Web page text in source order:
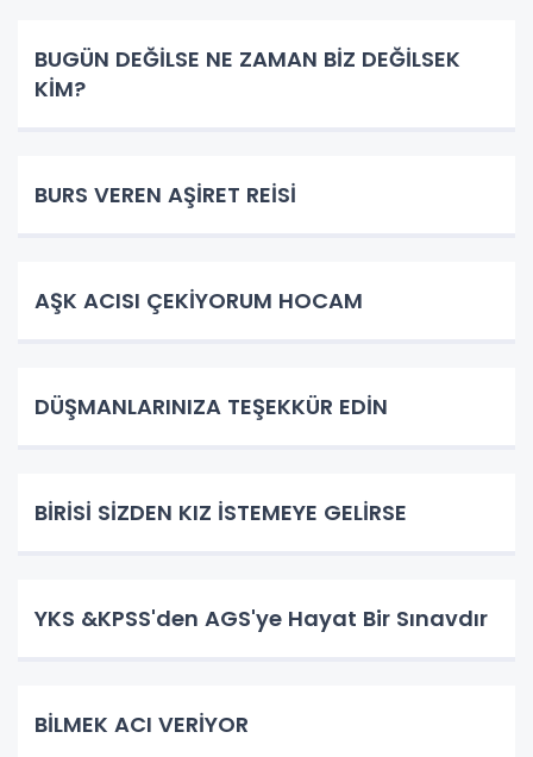
BUGÜN DEĞİLSE NE ZAMAN BİZ DEĞİLSEK
KİM?
BURS VEREN AŞİRET REİSİ
YKS &KPSS'den AGS'ye Hayat Bir Sınavdır
BİLMEK ACI VERİYOR